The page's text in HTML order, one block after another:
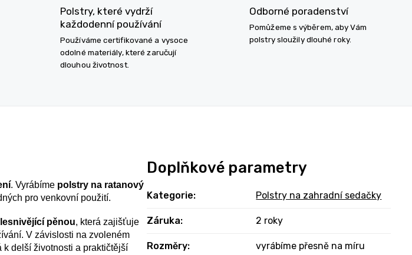
Polstry, které vydrží
každodenní používání
Používáme certifikované a vysoce
odolné materiály, které zaručují
dlouhou životnost.
Odborné poradenství
Pomůžeme s výběrem, aby Vám
polstry sloužily dlouhé roky.
. Vyrábíme polstry na ratanový
pro venkovní použití.
pěnou, která zajišťuje
V závislosti na zvoleném
k delší životnosti a praktičtější
Doplňkové parametry
Kategorie: Polstry na zahradní sedačky
Záruka: 2 roky
Rozměry: vyrábíme přesně na míru